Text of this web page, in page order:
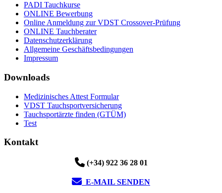
PADI Tauchkurse
ONLINE Bewerbung
Online Anmeldung zur VDST Crossover-Prüfung
ONLINE Tauchberater
Datenschutzerklärung
Allgemeine Geschäftsbedingungen
Impressum
Downloads
Medizinisches Attest Formular
VDST Tauchsportversicherung
Tauchsportärzte finden (GTÜM)
Test
Kontakt
(+34) 922 36 28 01
E-MAIL SENDEN